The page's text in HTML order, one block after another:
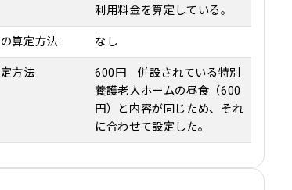
利用料金を算定している。
算定方法 なし
方法
600円 併設されている特別
養護老人ホームの昼食（600
円）と内容が同じため、それ
に合わせて設定した。